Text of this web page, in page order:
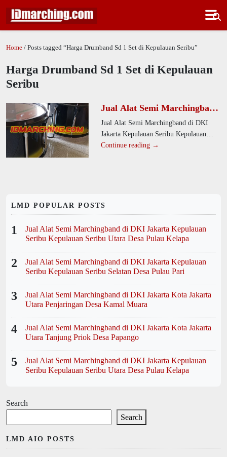
Home / Posts tagged “Harga Drumband Sd 1 Set di Kepulauan Seribu”
Harga Drumband Sd 1 Set di Kepulauan
Seribu
Jual Alat Semi Marchingband
di DKI Jakarta Kepulauan
Seribu Kepulauan Seribu
Utara Desa Pulau Kelapa
Jual Alat Semi Marchingband di DKI
Jakarta Kepulauan Seribu Kepulauan
Seribu Utara Desa Pulau Kelapa. Kami
Continue reading →
LMD POPULAR POSTS
1
Jual Alat Semi Marchingband di DKI Jakarta Kepulauan
Seribu Kepulauan Seribu Utara Desa Pulau Kelapa
2
Jual Alat Semi Marchingband di DKI Jakarta Kepulauan
Seribu Kepulauan Seribu Selatan Desa Pulau Pari
3
Jual Alat Semi Marchingband di DKI Jakarta Kota Jakarta
Utara Penjaringan Desa Kamal Muara
4
Jual Alat Semi Marchingband di DKI Jakarta Kota Jakarta
Utara Tanjung Priok Desa Papango
5
Jual Alat Semi Marchingband di DKI Jakarta Kepulauan
Seribu Kepulauan Seribu Utara Desa Pulau Kelapa
Search
Search
LMD AIO POSTS